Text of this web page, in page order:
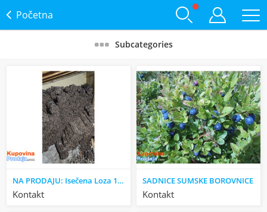
Početna
Subcategories
NA PRODAJU: Isečena Loza 1 KLASE za Kalemljenje (Kober BB)
Kontakt
SADNICE SUMSKE BOROVNICE
Kontakt